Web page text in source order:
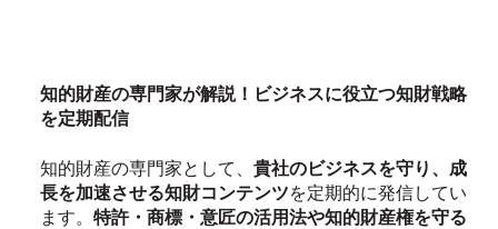
知的財産の専門家が解説！ビジネスに役立つ知財戦略
を定期配信
知的財産の専門家として、 貴社のビジネスを守り、成
長を加速させる知財コンテンツを定期的に発信してい
ます。 特許・商標・意匠の活用法や知的財産権を守る